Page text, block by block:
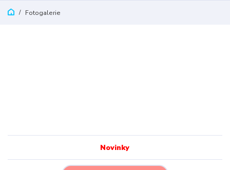
Fotogalerie
Novinky